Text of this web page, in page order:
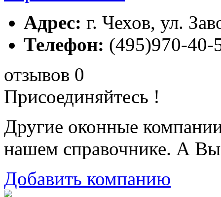
Адрес: г. Чехов, ул.
Телефон: (495)970-40-
отзывов 0
Присоединяйтесь !
Другие оконные
нашем справочнике. А
Добавить компанию